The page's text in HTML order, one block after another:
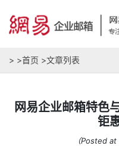
> >首页 >文章列表
网易企业邮箱特色
钜
（Posted